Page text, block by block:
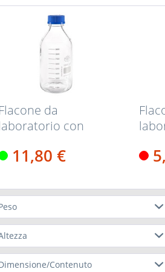
Flacone da
con
11,80 €
5 g
15 g(1)
24 g(1)
3,2 mm(1)
Contenuto